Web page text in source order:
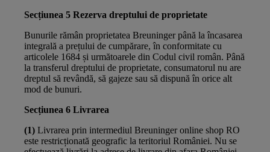
Secțiunea 5 Rezerva dreptului de proprietate
Bunurile rămân proprietatea Breuninger până la încasarea
integrală a prețului de cumpărare, în conformitate cu
articolele 1684 și următoarele din Codul civil român. Până
la transferul dreptului de proprietate, consumatorul nu are
dreptul să revândă, să gajeze sau să dispună în orice alt
mod de bunuri.
Secțiunea 6 Livrarea
(1) Livrarea prin intermediul Breuninger online shop RO
este restricționată geografic la teritoriul României. Nu se